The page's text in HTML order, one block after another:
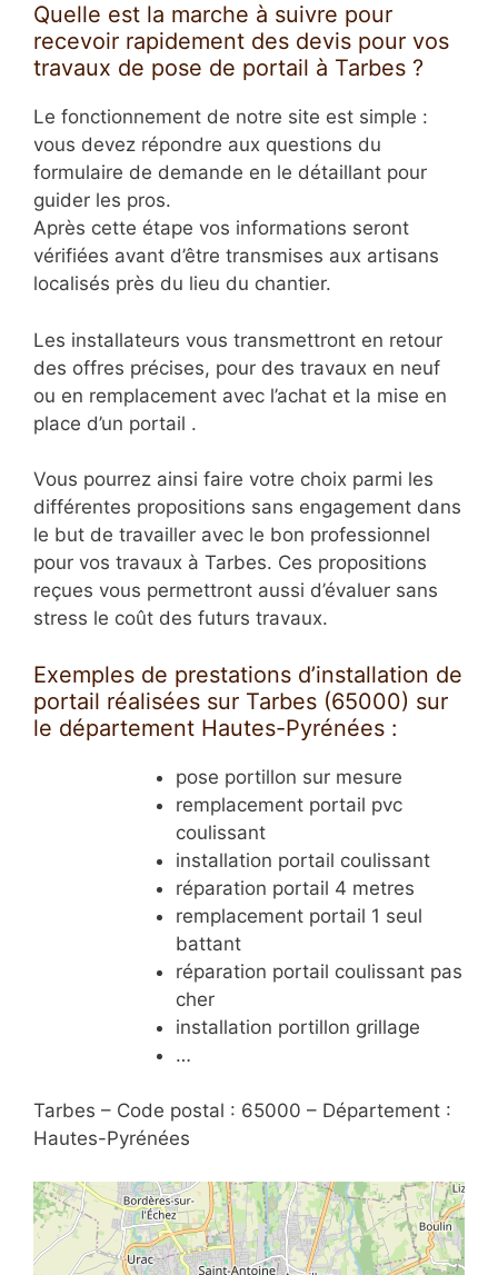
Quelle est la marche à suivre pour
recevoir rapidement des devis pour vos
travaux de pose de portail à Tarbes ?
Le fonctionnement de notre site est simple :
vous devez répondre aux questions du
formulaire de demande en le détaillant pour
guider les pros.
Après cette étape vos informations seront
vérifiées avant d’être transmises aux artisans
localisés près du lieu du chantier.
Les installateurs vous transmettront en retour
des offres précises, pour des travaux en neuf
ou en remplacement avec l’achat et la mise en
place d’un portail .
Vous pourrez ainsi faire votre choix parmi les
différentes propositions sans engagement dans
le but de travailler avec le bon professionnel
pour vos travaux à Tarbes. Ces propositions
reçues vous permettront aussi d’évaluer sans
stress le coût des futurs travaux.
Exemples de prestations d’installation de
portail réalisées sur Tarbes (65000) sur
le département Hautes-Pyrénées :
pose portillon sur mesure
remplacement portail pvc
coulissant
installation portail coulissant
réparation portail 4 metres
remplacement portail 1 seul
battant
réparation portail coulissant pas
cher
installation portillon grillage
…
Tarbes – Code postal : 65000 – Département :
Hautes-Pyrénées